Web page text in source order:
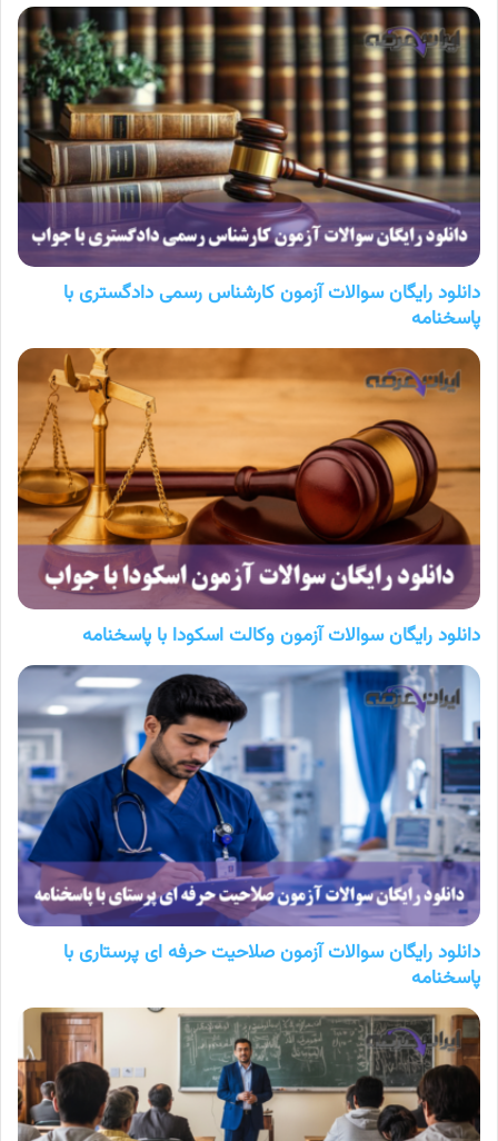
دانلود رایگان سوالات آزمون کارشناس رسمی دادگستری با
پاسخنامه
دانلود رایگان سوالات آزمون وکالت اسکودا با پاسخنامه
دانلود رایگان سوالات آزمون صلاحیت حرفه ای پرستاری با
پاسخنامه